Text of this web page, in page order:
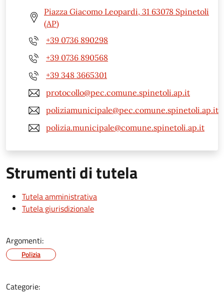
Piazza Giacomo Leopardi, 31 63078 Spinetoli
(AP)
+39 0736 890298
+39 0736 890568
+39 348 3665301
protocollo@pec.comune.spinetoli.ap.it
poliziamunicipale@pec.comune.spinetoli.ap.it
polizia.municipale@comune.spinetoli.ap.it
Strumenti di tutela
Tutela amministrativa
Tutela giurisdizionale
Argomenti:
Polizia
Categorie: